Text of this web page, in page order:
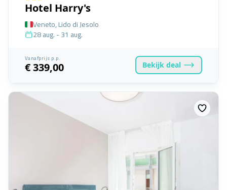
Hotel Harry's
Veneto, Lido di Jesolo
28 aug. - 31 aug.
Vanafprijs p.p.
€ 339,00 Bekijk deal